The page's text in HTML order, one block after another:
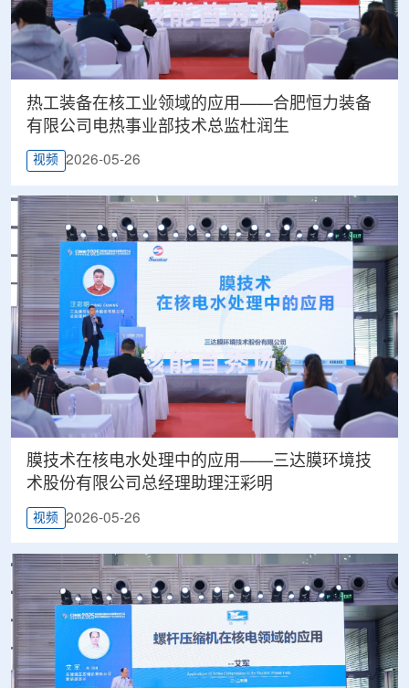
热工装备在核工业领域的应用——合肥恒力装备
有限公司电热事业部技术总监杜润生
视频 2026-05-26
膜技术在核电水处理中的应用——三达膜环境技
术股份有限公司总经理助理汪彩明
视频 2026-05-26